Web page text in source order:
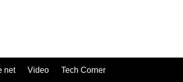
net Video Tech Corner